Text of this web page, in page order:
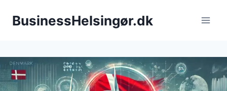
BusinessHelsingør.dk